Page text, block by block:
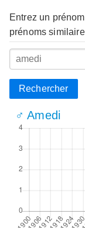
Entrez un
prénoms
Rechercher
♂ Amedi